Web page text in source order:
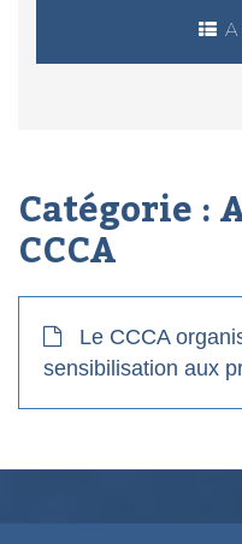
Catégorie :
CCCA
Le CCCA
sensibilisation aux